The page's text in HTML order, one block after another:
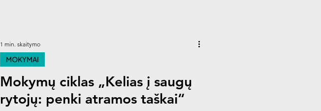
Mokymų ciklas „Kelias į saugų
rytojų: penki atramos taškai“
MOKYMAI
1 min. skaitymo